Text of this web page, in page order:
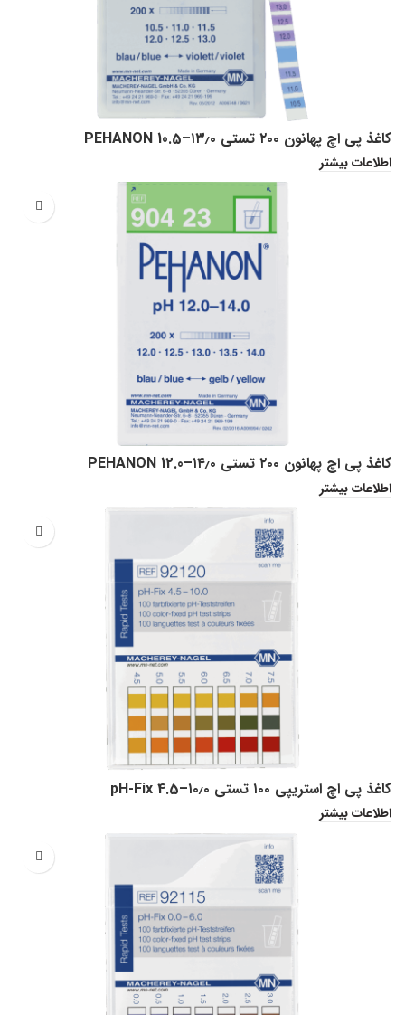
کاغذ پی اچ پهانون ۲۰۰ تستی PEHANON 10.5–۱۳٫۰
اطلاعات بیشتر
کاغذ پی اچ پهانون ۲۰۰ تستی PEHANON 12.0–۱۴٫۰
اطلاعات بیشتر
کاغذ پی اچ استریپی ۱۰۰ تستی pH-Fix 4.5–۱۰٫۰
اطلاعات بیشتر